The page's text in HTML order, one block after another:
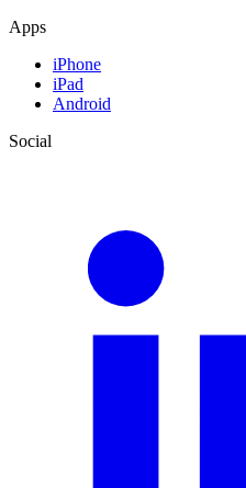
Apps
iPhone
iPad
Android
Social